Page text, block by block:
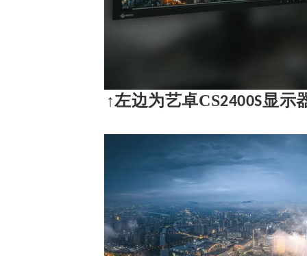
↑左边为艺卓CS2400S显示